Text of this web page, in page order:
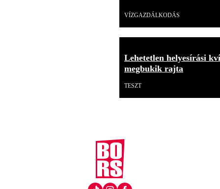
VÍZGAZDÁLKODÁS
Lehetetlen helyesírási
megbukik rajta
TESZT